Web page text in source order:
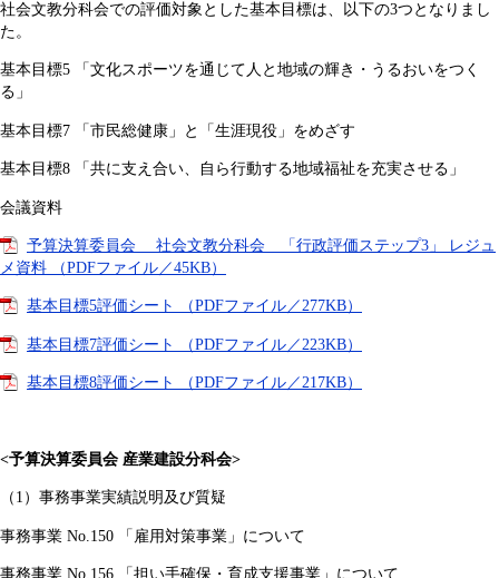
社会文教分科会での評価対象とした基本目標は、以下の3つとなりまし
た。
基本目標5 「文化スポーツを通じて人と地域の輝き・うるおいをつく
る」
基本目標7 「市民総健康」と「生涯現役」をめざす
基本目標8 「共に支え合い、自ら行動する地域福祉を充実させる」
会議資料
予算決算委員会 社会文教分科会 「行政評価ステップ3」 レジュ
メ資料 （PDFファイル／45KB）
基本目標5評価シート （PDFファイル／277KB）
基本目標7評価シート （PDFファイル／223KB）
基本目標8評価シート （PDFファイル／217KB）
<予算決算委員会 産業建設分科会>
（1）事務事業実績説明及び質疑
事務事業 No.150 「雇用対策事業」について
事務事業 No.156 「担い手確保・育成支援事業」について